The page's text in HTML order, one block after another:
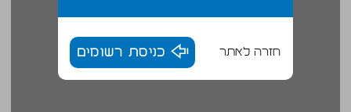
חזרה לאתר כניסת רשומים